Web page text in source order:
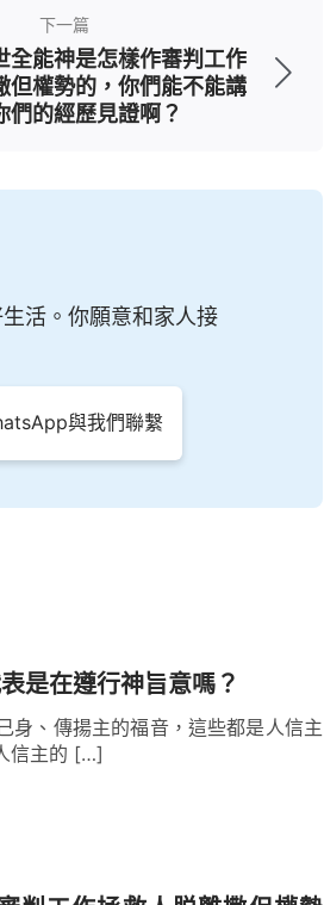
穌的再來，這才是真正跟隨
這就是被主淘汰的人。主耶
聰明的童女，只有赴羔羊婚
們這些作惡的人，離開我去
蒙神稱許，反而遭到了神的
神，却不能順服神末世的作
一樣，都是名義上信神，實
再來要顯明一切的人，這是
下一篇
全能神是怎樣作審判工作
但權勢的，你們能不能講
們的經歷見證啊？
活。你願意和家人接
與我們聯繫
是在遵行神旨意嗎？
身、傳揚主的福音，這些都是人信主
信主的 […]